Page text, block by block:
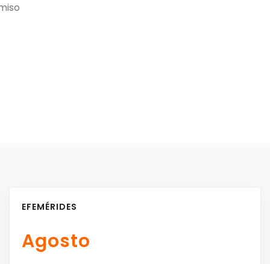
EFEMÉRIDES
Agosto